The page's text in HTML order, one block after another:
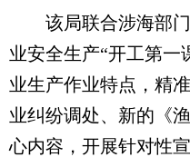
该局联合涉海部门
业安全生产“开工第一
业生产作业特点，精
业纠纷调处、新的《
心内容，开展针对性